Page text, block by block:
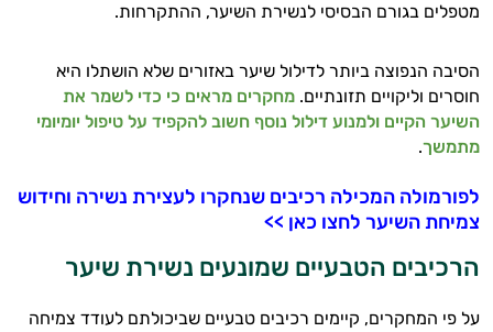
מטפלים בגורם הבסיסי לנשירת השיער, ההתקרחות.
הסיבה הנפוצה ביותר לדילול שיער באזורים שלא הושתלו היא
חוסרים וליקויים תזונתיים. מחקרים מראים כי כדי לשמר את
השיער הקיים ולמנוע דילול נוסף חשוב להקפיד על טיפול יומיומי
מתמשך.
לפורמולה המכילה רכיבים שנחקרו לעצירת נשירה וחידוש
צמיחת השיער לחצו כאן >>
הרכיבים הטבעיים שמונעים נשירת שיער
על פי המחקרים, קיימים רכיבים טבעיים שביכולתם לעודד צמיחה